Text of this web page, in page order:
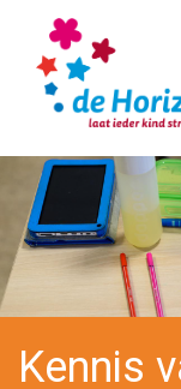
Kennis